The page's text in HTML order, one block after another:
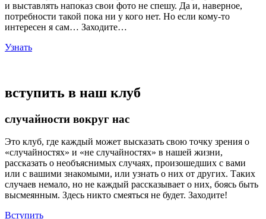
и выставлять напоказ свои фото не спешу. Да и, наверное,
потребности такой пока ни у кого нет. Но если кому-то
интересен я сам… Заходите…
Узнать
вступить в наш клуб
случайности вокруг нас
Это клуб, где каждый может высказать свою точку зрения о
«случайностях» и «не случайностях» в нашей жизни,
рассказать о необъяснимых случаях, произошедших с вами
или с вашими знакомыми, или узнать о них от других. Таких
случаев немало, но не каждый рассказывает о них, боясь быть
высмеянным. Здесь никто смеяться не будет. Заходите!
Вступить